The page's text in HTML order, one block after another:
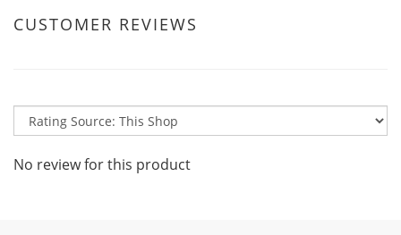
CUSTOMER REVIEWS
No review for this product